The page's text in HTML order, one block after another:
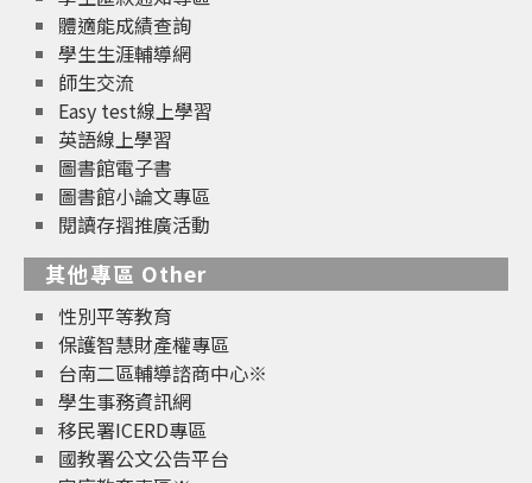
體適能成績查詢
學生生涯輔導網
師生交流
Easy test線上學習
英語線上學習
圖書館電子書
圖書館小論文專區
閱讀存摺推廣活動
其他專區 Other
性別平等教育
保護智慧財產權專區
台南二區輔導諮商中心※
學生事務資訊網
移民署ICERD專區
國教署公文公告平台